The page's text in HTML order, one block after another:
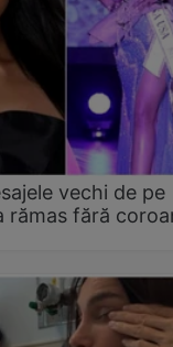
vechi de pe
rămas fără